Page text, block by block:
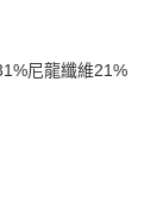
銀行尼龍纖維21%